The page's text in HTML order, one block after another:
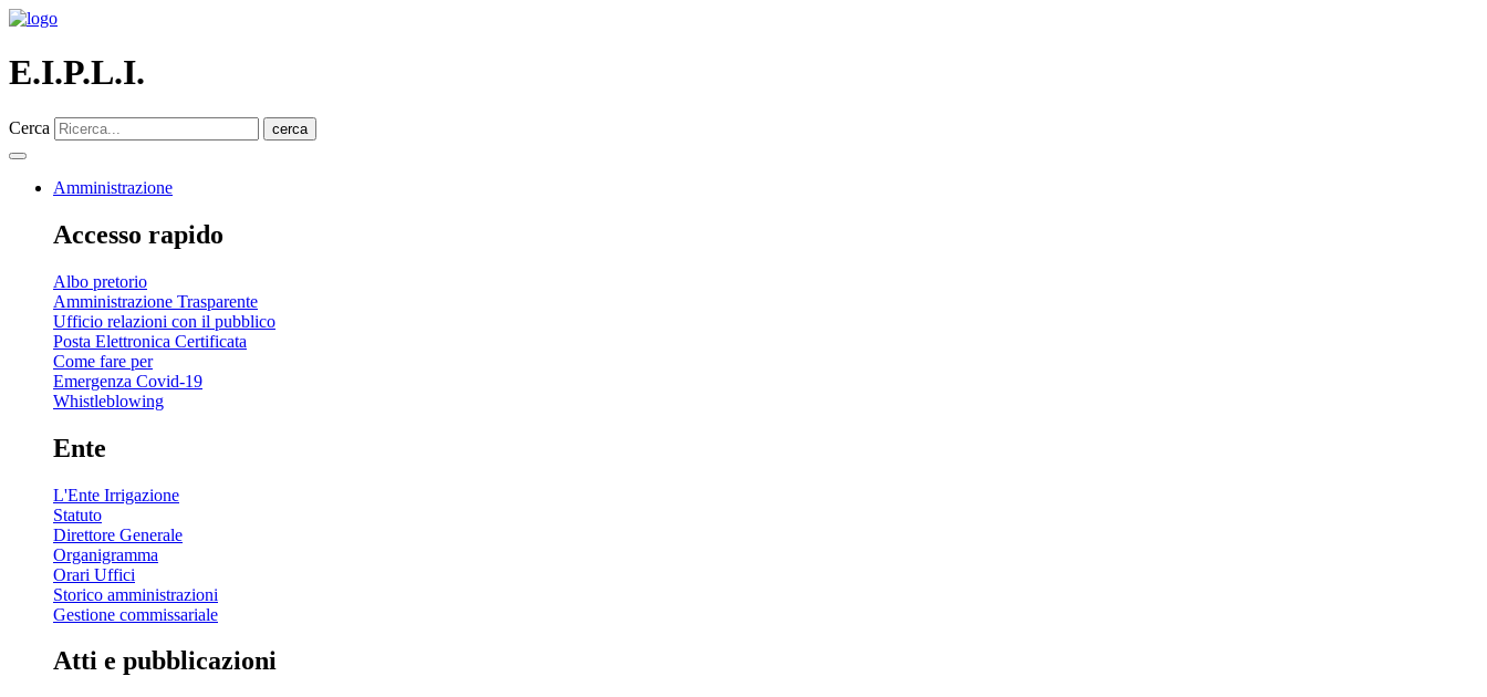
E.I.P.L.I.
Cerca cerca
Amministrazione
Accesso rapido
Albo pretorio
Amministrazione Trasparente
Ufficio relazioni con il pubblico
Posta Elettronica Certificata
Come fare per
Emergenza Covid-19
Whistleblowing
Ente
L'Ente Irrigazione
Statuto
Direttore Generale
Organigramma
Orari Uffici
Storico amministrazioni
Gestione commissariale
Atti e pubblicazioni